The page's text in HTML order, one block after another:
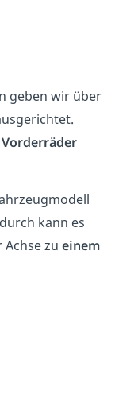
geben wir über
Vorderräder
kann es
zu einem